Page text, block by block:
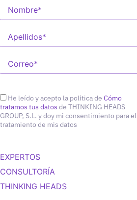
He leído y acepto la política de Cómo
tratamos tus datos de THINKING HEADS
GROUP, S.L. y doy mi consentimiento para el
tratamiento de mis datos
EXPERTOS
CONSULTORÍA
THINKING HEADS